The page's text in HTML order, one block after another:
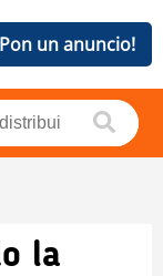
un anuncio!
la